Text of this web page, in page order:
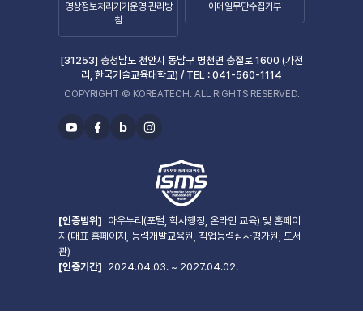
영상정보처리기기운영·관리방
침
이메일무단수집거부
[31253] 충청남도 천안시 동남구 병천면 충절로 1600 (가전
리, 한국기술교육대학교) / TEL : 041-560-1114
COPYRIGHT © KOREATECH. ALL RIGHTS RESERVED.
유
페
b
블
인
타
그
[인증범위] 아우누리(포털, 학사행정, 온라인 교육) 및 홈페이
지(대표 홈페이지, 능력개발교육원, 직업능력심사평가원, 도서
관)
[인증기간] 2024.04.03. ~ 2027.04.02.